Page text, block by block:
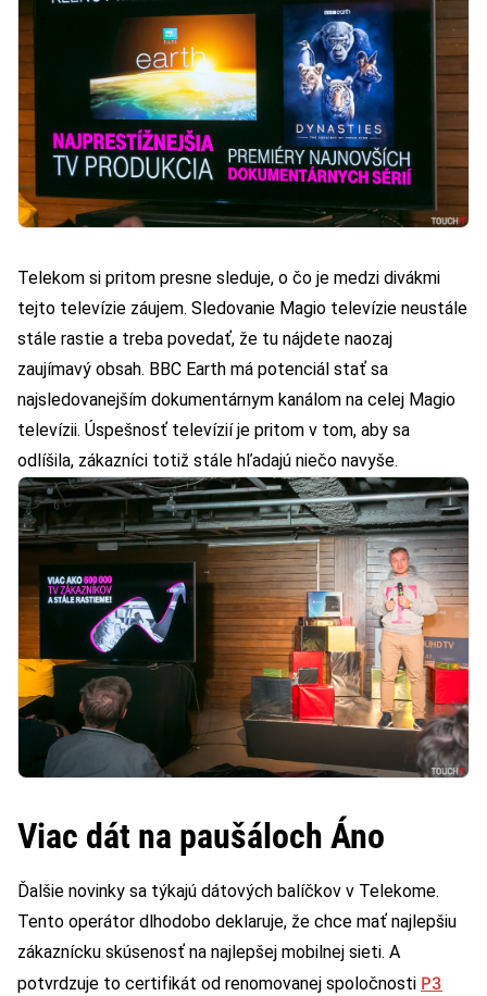
Telekom si pritom presne sleduje, o čo je medzi divákmi
tejto televízie záujem. Sledovanie Magio televízie neustále
stále rastie a treba povedať, že tu nájdete naozaj
zaujímavý obsah. BBC Earth má potenciál stať sa
najsledovanejším dokumentárnym kanálom na celej Magio
televízii. Úspešnosť televízií je pritom v tom, aby sa
odlíšila, zákazníci totiž stále hľadajú niečo navyše.
Viac dát na paušáloch Áno
Ďalšie novinky sa týkajú dátových balíčkov v Telekome.
Tento operátor dlhodobo deklaruje, že chce mať najlepšiu
zákaznícku skúsenosť na najlepšej mobilnej sieti. A
potvrdzuje to certifikát od renomovanej spoločnosti P3